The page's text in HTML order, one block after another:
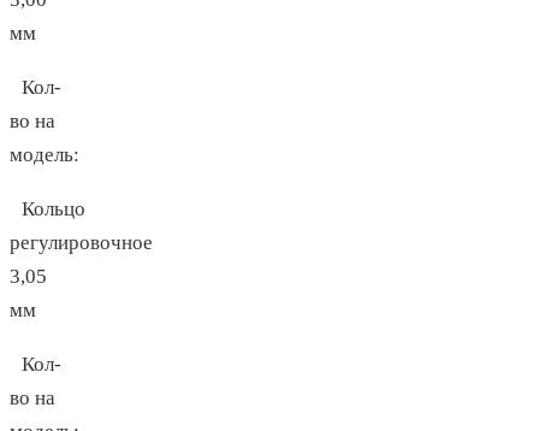
мм
Кол-
во на
модель:
Кольцо
регулировочное
3,05
мм
Кол-
во на